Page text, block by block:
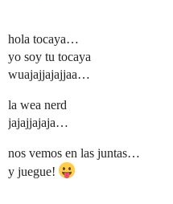
hola tocaya…
yo soy tu tocaya
wuajajjajajjaa…
la wea nerd
jajajjajaja…
nos vemos en las juntas…
y juegue!